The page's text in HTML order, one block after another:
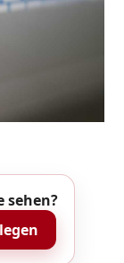
sehen?